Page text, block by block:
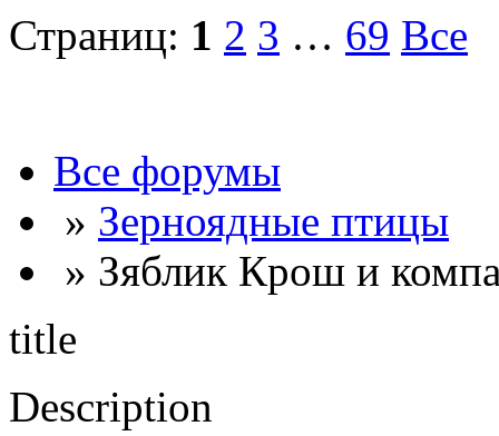
Страниц: 1 2 3 … 69 Все
Все форумы
» Зерноядные птицы
» Зяблик Крош и
title
Description